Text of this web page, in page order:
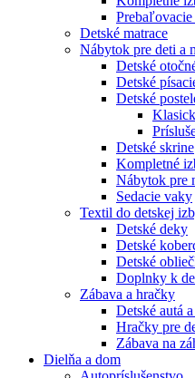
Detské matrace
Nábytok pre deti a
Detské
Detské
Detské
Detské skrine
Kompletné
Nábytok pre
Sedacie vaky
Textil do detskej
Detské deky
Detské
Detské
Doplnky k
Zábava a hračky
Detské autá
Hračky pre
Zábava na
Dielňa a dom